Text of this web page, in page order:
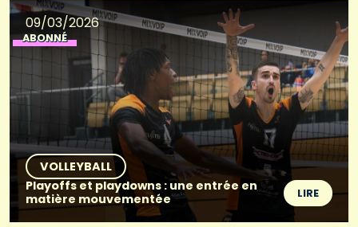
09/03/2026
ABONNÉ
VOLLEYBALL
Playoffs et playdowns : une entrée en
matière mouvementée
LIRE